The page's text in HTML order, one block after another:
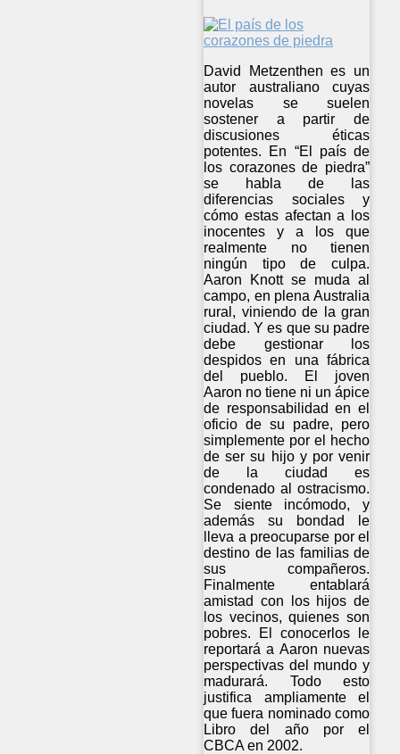
David Metzenthen es un
autor australiano cuyas
novelas se suelen
sostener a partir de
discusiones éticas
potentes. En “El país de
los corazones de piedra”
se habla de las
diferencias sociales y
cómo estas afectan a los
inocentes y a los que
realmente no tienen
ningún tipo de culpa.
Aaron Knott se muda al
campo, en plena Australia
rural, viniendo de la gran
ciudad. Y es que su padre
debe gestionar los
despidos en una fábrica
del pueblo. El joven
Aaron no tiene ni un ápice
de responsabilidad en el
oficio de su padre, pero
simplemente por el hecho
de ser su hijo y por venir
de la ciudad es
condenado al ostracismo.
Se siente incómodo, y
además su bondad le
lleva a preocuparse por el
destino de las familias de
sus compañeros.
Finalmente entablará
amistad con los hijos de
los vecinos, quienes son
pobres. El conocerlos le
reportará a Aaron nuevas
perspectivas del mundo y
madurará. Todo esto
justifica ampliamente el
que fuera nominado como
Libro del año por el
CBCA en 2002.